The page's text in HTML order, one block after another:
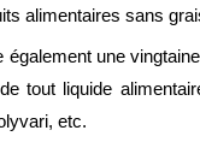
alimentaires sans
également une
tout liquide
etc.